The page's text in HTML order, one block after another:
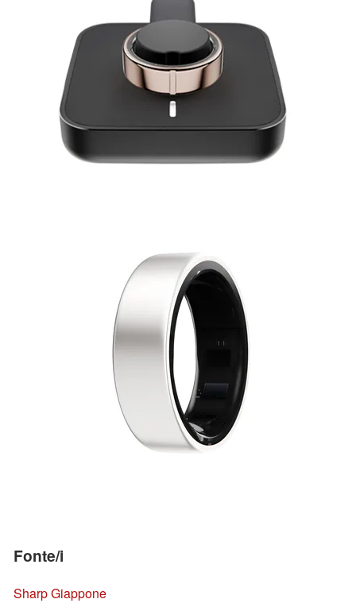
Fonte/i
Sharp Giappone